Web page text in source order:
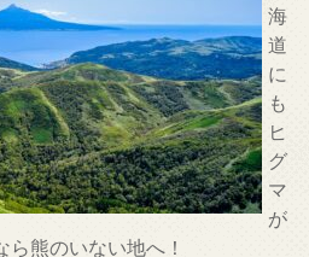
海
道
に
も
ヒ
グ
マ
が
熊のいない地へ！